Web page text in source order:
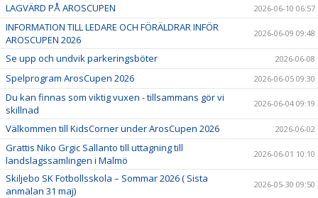
LAGVÄRD PÅ AROSCUPEN 2026-06-10 06:57
INFORMATION TILL LEDARE OCH FÖRÄLDRAR INFÖR
AROSCUPEN 2026
2026-06-09 09:48
Se upp och undvik parkeringsböter 2026-06-08
Spelprogram ArosCupen 2026 2026-06-05 09:30
Du kan finnas som viktig vuxen - tillsammans gör vi
skillnad
2026-06-04 09:19
Välkommen till KidsCorner under ArosCupen 2026 2026-06-02
Grattis Niko Grgic Sallanto till uttagning till
landslagssamlingen i Malmö
2026-06-01 10:10
Skiljebo SK Fotbollsskola – Sommar 2026 ( Sista
anmälan 31 maj)
2026-05-30 09:50